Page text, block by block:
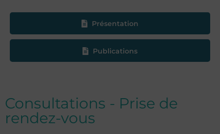
Présentation
Publications
Consultations - Prise de
rendez-vous